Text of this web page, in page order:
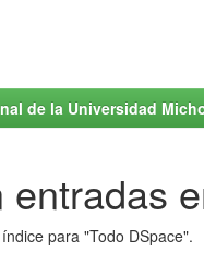
de la Universidad
entradas
para "Todo DSpace".